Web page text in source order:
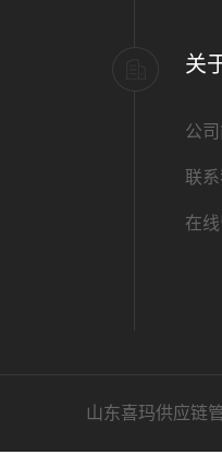
关
公
联
在
山东喜玛供应链